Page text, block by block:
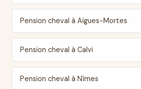
Pension cheval à Aigues-Mortes
Pension cheval à Calvi
Pension cheval à Nîmes